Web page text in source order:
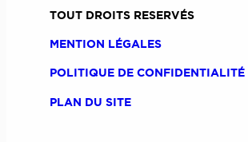
TOUT DROITS RESERVÉS
MENTION LÉGALES
POLITIQUE DE CONFIDENTIALITÉ
PLAN DU SITE